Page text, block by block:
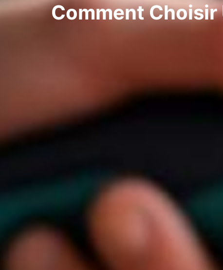
Comment Choisir